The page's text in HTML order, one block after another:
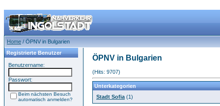
Home / ÖPNV in Bulgarien
Registrierte Benutzer
Benutzername:
Passwort:
Beim nächsten Besuch
automatisch anmelden?
ÖPNV in Bulgarien
(Hits: 9707)
Unterkategorien
Stadt Sofia (1)